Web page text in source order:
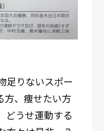
足りないスポー
方、痩せたい方
どうせ運動する